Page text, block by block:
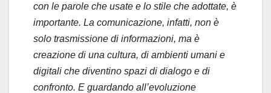
con le parole che usate e lo stile che adottate, è
importante. La comunicazione, infatti, non è
solo trasmissione di informazioni, ma è
creazione di una cultura, di ambienti umani e
digitali che diventino spazi di dialogo e di
confronto. E guardando all’evoluzione